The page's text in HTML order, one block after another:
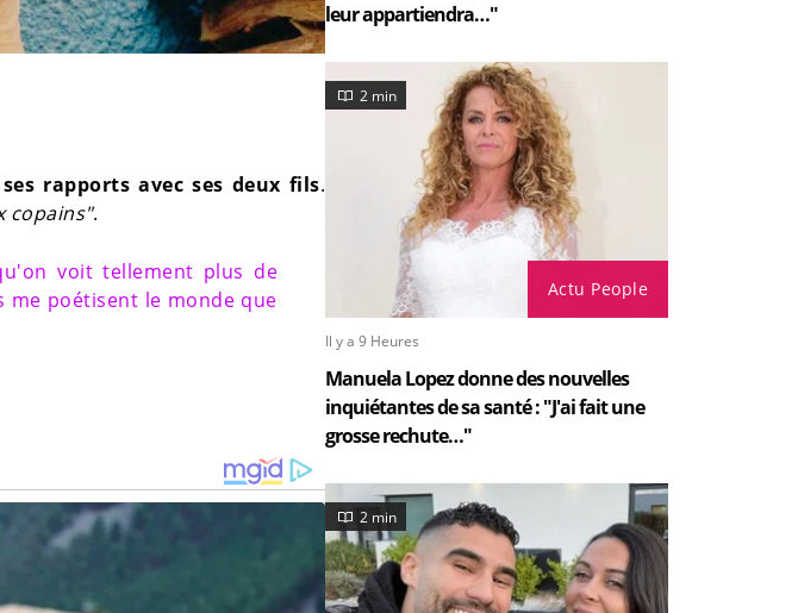
ses rapports avec ses deux fils.
copains".
voit tellement plus de
me poétisent le monde que
leur appartiendra…"
Actu People
2 min
Il y a 9 Heures
Manuela Lopez donne des nouvelles
inquiétantes de sa santé : "J'ai fait une
grosse rechute…"
2 min